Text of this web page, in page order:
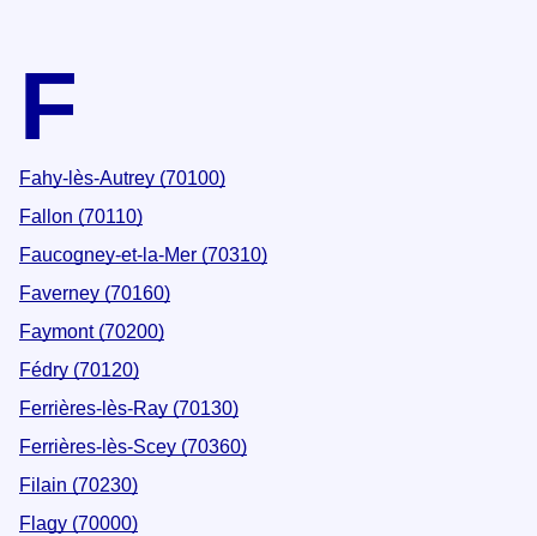
F
Fahy-lès-Autrey (70100)
Fallon (70110)
Faucogney-et-la-Mer (70310)
Faverney (70160)
Faymont (70200)
Fédry (70120)
Ferrières-lès-Ray (70130)
Ferrières-lès-Scey (70360)
Filain (70230)
Flagy (70000)